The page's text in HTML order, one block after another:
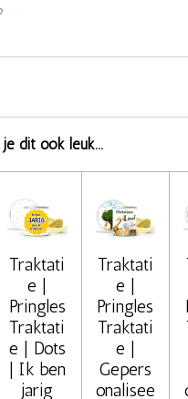
dit ook leuk...
Traktati
e |
Pringles
Traktati
e | Dots
| Ik ben
jarig
Traktati
e |
Pringles
Traktati
e |
Gepers
onalisee